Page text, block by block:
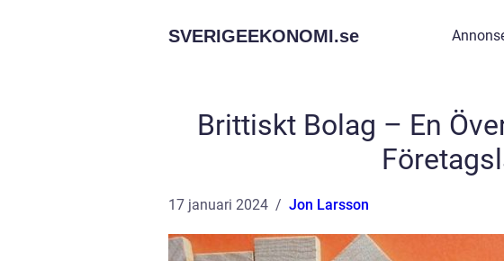
SVERIGEEKONOMI.se
Brittiskt Bolag – En
17 januari 2024 Jon Larsson